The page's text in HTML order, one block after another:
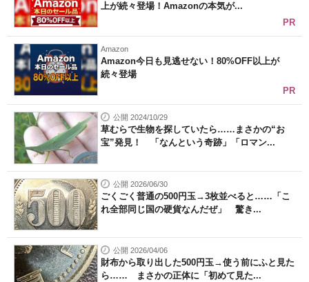
上が続々登場！Amazonの本気が...
PR
Amazon
Amazon今日も見逃せない！80%OFF以上が
続々登場
PR
公開 2024/10/29
草むらで生物を探していたら……まさかの“お
宝”発見！ 「なんという奇跡」「ロマン...
公開 2026/06/30
ごくごく普通の500円玉→3枚並べると……「こ
れ全部同じ国の硬貨なんだぜ」 驚き...
公開 2026/04/06
財布から取り出した500円玉→使う前にふと見た
ら…… まさかの正体に「初めて見た...